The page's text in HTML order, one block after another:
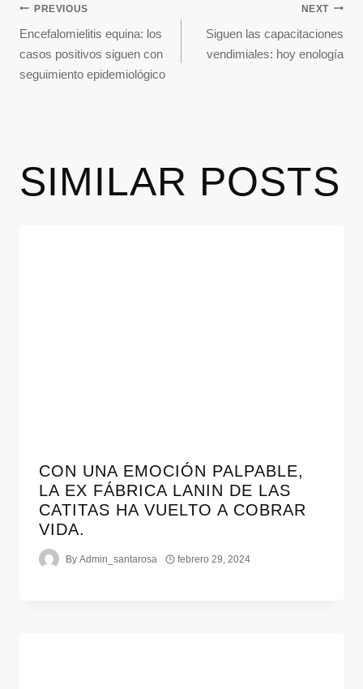
PREVIOUS
Encefalomielitis equina: los
casos positivos siguen con
seguimiento epidemiológico
NEXT
Siguen las capacitaciones
vendimiales: hoy enología
SIMILAR POSTS
CON UNA EMOCIÓN PALPABLE,
LA EX FÁBRICA LANIN DE LAS
CATITAS HA VUELTO A COBRAR
VIDA.
By Admin_santarosa febrero 29, 2024